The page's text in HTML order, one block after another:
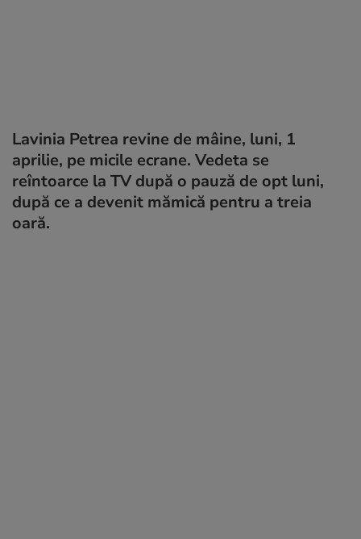
Lavinia Petrea revine de mâine, luni, 1
aprilie, pe micile ecrane. Vedeta se
reîntoarce la TV după o pauză de opt luni,
după ce a devenit mămică pentru a treia
oară.